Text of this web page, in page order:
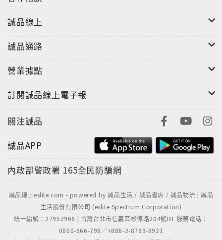
誠品線上
誠品通路
營業據點
訂閱誠品線上電子報
關注誠品
誠品APP
內政部警政署 165全民防騙網
誠品線上eslite.com - powered by 誠品生活 / 誠品書店 / 誠品物流 | 誠品
生活股份有限公司 (eslite Spectrum Corporation)
統一編號：27952966 | 台灣台北市信義區松德路204號B1 服務電話：
0800-666-798／+886-2-8789-8921